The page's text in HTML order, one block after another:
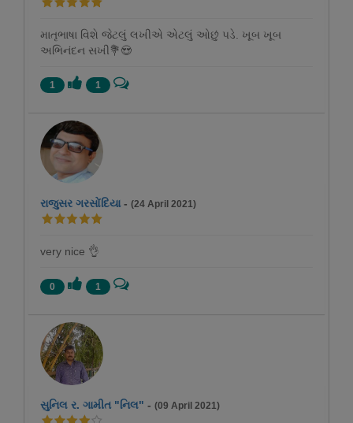
માતૃભાષા વિશે જેટલું લખીએ એટલું ઓછું પડે. ખૂબ ખૂબ
અભિનંદન સખી💐😍
1 1
રાજુસર ગરસોંદિયા- (24 April 2021)
very nice 👌
0 1
સુનિલ ર. ગામીત "નિલ" - (09 April 2021)